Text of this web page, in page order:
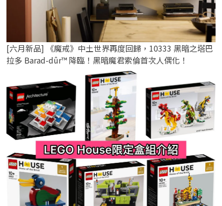
[六月新品] 《魔戒》中土世界再度回歸，10333 黑暗之塔巴
拉多 Barad-dûr™ 降臨！黑暗魔君索倫首次人偶化！